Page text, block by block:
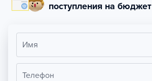
поступления на бюджет
Имя
Телефон